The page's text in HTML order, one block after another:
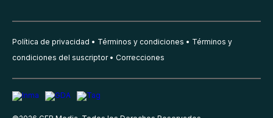
Política de privacidad Términos y condiciones
Términos y
condiciones del suscriptor
Correcciones